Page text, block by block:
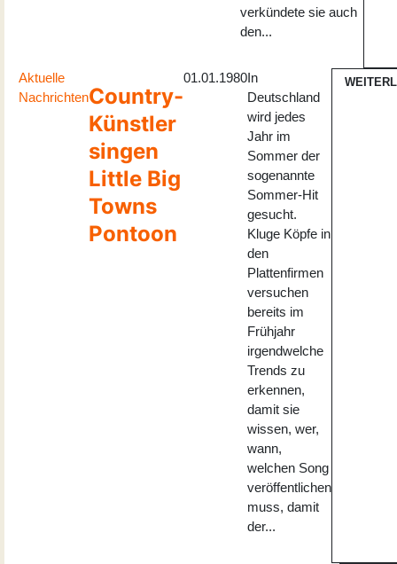
verkündete sie auch
den...
Aktuelle
NachrichtenCountry-
Künstler
singen
Little Big
Towns
Pontoon
01.01.1980In
Deutschland
wird jedes
Jahr im
Sommer der
sogenannte
Sommer-Hit
gesucht.
Kluge Köpfe in
den
Plattenfirmen
versuchen
bereits im
Frühjahr
irgendwelche
Trends zu
erkennen,
damit sie
wissen, wer,
wann,
welchen Song
veröffentlichen
muss, damit
der...